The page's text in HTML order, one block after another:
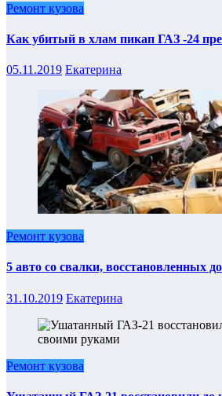
Ремонт кузова
Как убитый в хлам пикап ГАЗ -24
05.11.2019 Екатерина
Ремонт кузова
5 авто со свалки, восстановленных
31.10.2019 Екатерина
Ремонт кузова